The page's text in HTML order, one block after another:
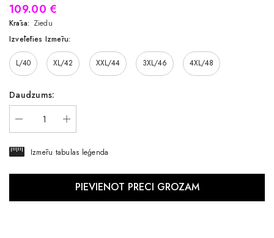
109.00 €
Krāsa: Ziedu
Izvēlēties Izmēru:
L/40 XL/42 XXL/44 3XL/46 4XL/48
Daudzums:
Izmēru tabulas leģenda